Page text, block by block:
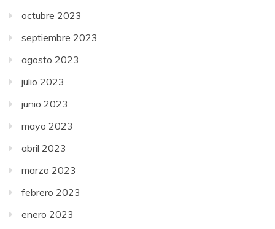
octubre 2023
septiembre 2023
agosto 2023
julio 2023
junio 2023
mayo 2023
abril 2023
marzo 2023
febrero 2023
enero 2023